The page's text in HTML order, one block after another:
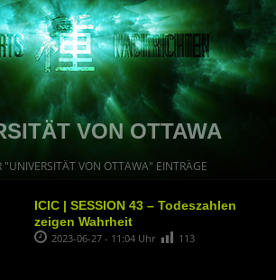
VON OTTAWA
"UNIVERSITÄT VON OTTAWA" EINTRÄGE
ICIC | SESSION 43 – Todeszahlen
zeigen Wahrheit
2023-06-27 - 11:04 Uhr 113